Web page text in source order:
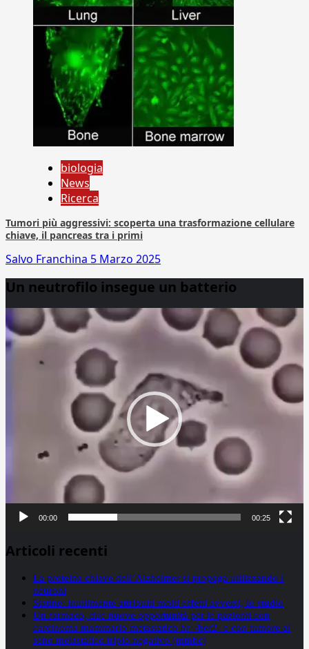
biologia
News
Ricerca
Tumori più aggressivi: scoperta una trasformazione cellulare
chiave, il pancreas tra i primi
Salvo Franchina 5 Marzo 2025
Un neutrofilo insegue un batterio
Player
00:00 00:25
Articoli recenti
La proteina chiave dell’Alzheimer si propaga utilizzando i
neuroni
Statine: inutilmente attribuiti molti effetti avversi, lo studio
Un farmaco, due nuove opportunità per le pazienti con
carcinoma mammario metastatico hr+/her2- e con tumore al
seno metastatico triplo negativo (mtnbc)